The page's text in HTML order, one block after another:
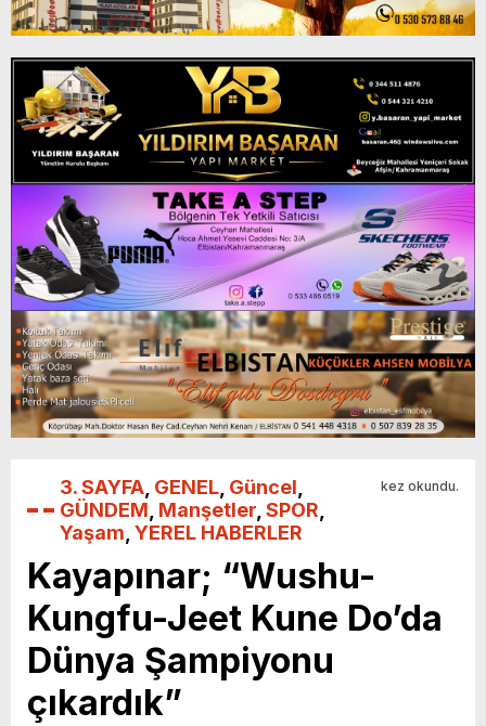
3. SAYFA GENEL Güncel
GÜNDEM Manşetler SPOR
Yaşam YEREL HABERLER
kez okundu.
Kayapınar; “Wushu-
Kungfu-Jeet Kune Do’da
Dünya Şampiyonu
çıkardık”